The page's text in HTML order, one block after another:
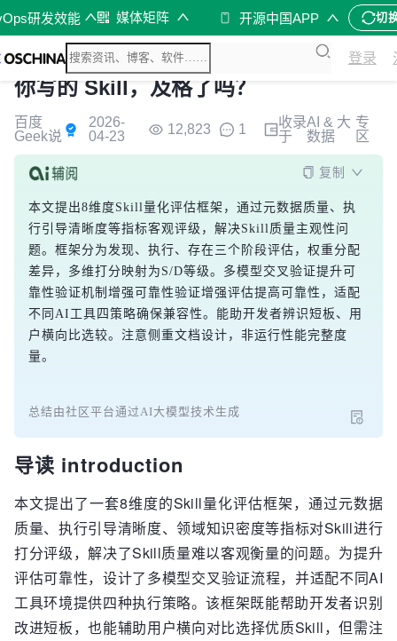
研发效能 媒体矩阵 开源中国APP 切
登录
你写的 Skill，及格了吗？
百度
Geek说
2026-
04-23
12,823 1
收录
于
AI & 大
数据
专
区
复制
本文提出8维度Skill量化评估框架，通过元数据质量、执
行引导清晰度等指标客观评级，解决Skill质量主观性问
题。框架分为发现、执行、存在三个阶段评估，权重分配
差异，多维打分映射为S/D等级。多模型交叉验证提升可
靠性验证机制增强可靠性验证增强评估提高可靠性，适配
不同AI工具四策略确保兼容性。能助开发者辨识短板、用
户横向比选较。注意侧重文档设计，非运行性能完整度
量。
总结由社区平台通过AI大模型技术生成
导读 introduction
本文提出了一套8维度的Skill量化评估框架，通过元数据
质量、执行引导清晰度、领域知识密度等指标对Skill进行
打分评级，解决了Skill质量难以客观衡量的问题。为提升
评估可靠性，设计了多模型交叉验证流程，并适配不同AI
工具环境提供四种执行策略。该框架既能帮助开发者识别
改进短板，也能辅助用户横向对比选择优质Skill，但需注